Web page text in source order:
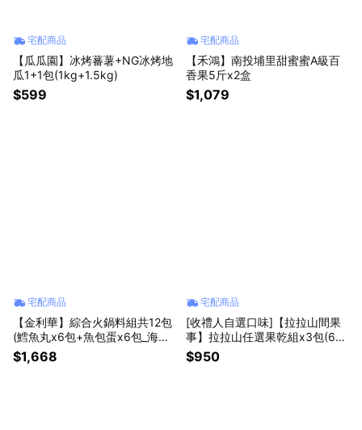
宅配商品
【瓜瓜園】冰烤蕃薯+NG冰烤地
瓜1+1包(1kg+1.5kg)
$599
宅配商品
【禾鴻】南投埔里甜蜜蜜A級百
香果5斤x2盒
$1,079
宅配商品
【金利華】綜合火鍋料組共12包
(鱈魚丸x6包+魚包蛋x6包_海鮮
火鍋料)
$1,668
宅配商品
[收禮人自選口味]【拉拉山間果
事】拉拉山任選果乾組x3包(6種
果乾任選)
$950